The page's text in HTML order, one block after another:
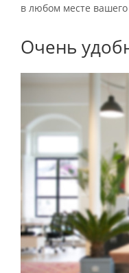
в любом месте
Очень